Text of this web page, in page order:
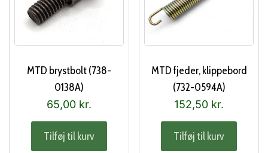
MTD brystbolt (738-
0138A)
65,00 kr.
Tilføj til kurv
MTD fjeder, klippebord
(732-0594A)
152,50 kr.
Tilføj til kurv